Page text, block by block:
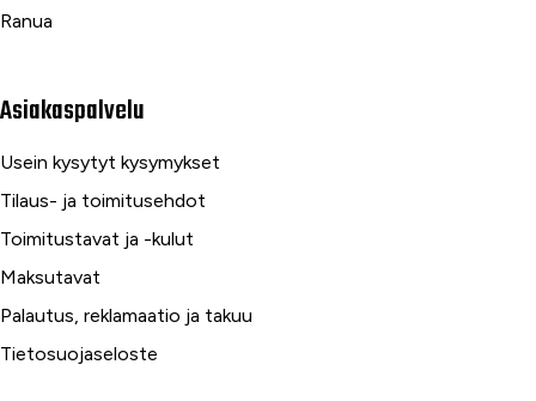
Ranua
Asiakaspalvelu
Usein kysytyt kysymykset
Tilaus- ja toimitusehdot
Toimitustavat ja -kulut
Maksutavat
Palautus, reklamaatio ja takuu
Tietosuojaseloste